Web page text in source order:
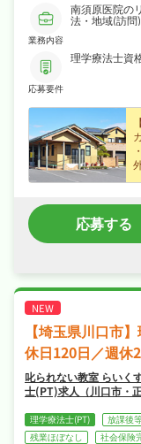
業務内容
南須原医院の
法・地域(訪問
応募要件
理学療法士資
応募する
【埼玉県川口市
休日120日／週休
叱られない教室 らいく
士(PT)求人（川口市・正
理学療法士(PT) 放課後
残業ほぼなし
社会保険